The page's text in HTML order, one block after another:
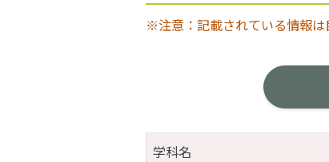
※注意：記載されている情報は
学科名